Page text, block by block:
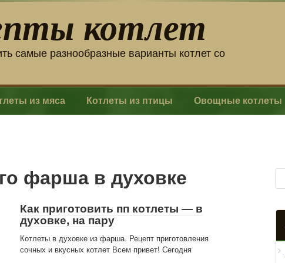
котлет
самые разнообразные варианты котлет со
из мяса Котлеты из птицы Овощные котлеты
фарша в духовке
Как приготовить пп котлеты — в
духовке, на пару
Котлеты в духовке из фарша. Рецепт приготовления
сочных и вкусных котлет Всем привет! Сегодня